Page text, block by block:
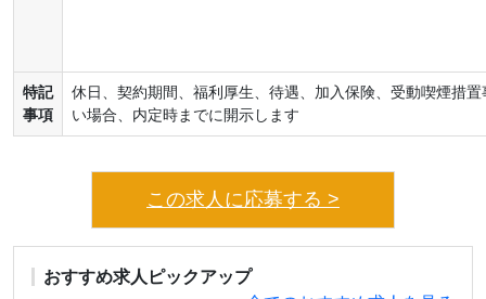
特記
事項
休日、契約期間、福利厚生、待遇、加入保険、受動喫煙措
い場合、内定時までに開示します
この求人に応募する >
おすすめ求人ピックアップ